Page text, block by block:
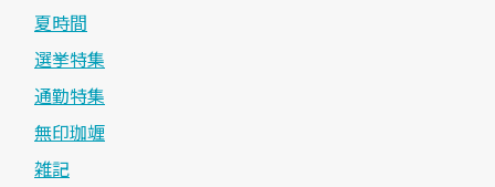
夏時間
選挙特集
通勤特集
無印珈竰
雑記